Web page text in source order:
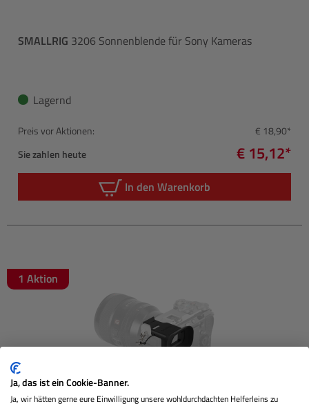
SMALLRIG 3206 Sonnenblende für Sony Kameras
Lagernd
Preis vor Aktionen:
€ 18,90*
Sie zahlen heute
€ 15,12*
In den Warenkorb
1 Aktion
Ja, das ist ein Cookie-Banner.
Ja, wir hätten gerne eure Einwilligung unsere wohldurchdachten Helferleins zu